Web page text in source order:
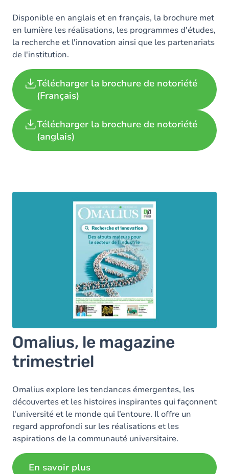
Disponible en anglais et en français, la brochure met
en lumière les réalisations, les programmes d'études,
la recherche et l'innovation ainsi que les partenariats
de l'institution.
Télécharger la brochure de notoriété
(Français)
Télécharger la brochure de notoriété
(anglais)
Omalius, le magazine
trimestriel
Omalius explore les tendances émergentes, les
découvertes et les histoires inspirantes qui façonnent
l'université et le monde qui l’entoure. Il offre un
regard approfondi sur les réalisations et les
aspirations de la communauté universitaire.
En savoir plus